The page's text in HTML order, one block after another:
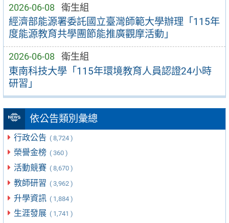
2026-06-08 衛生組
經濟部能源署委託國立臺灣師範大學辦理「115年
度能源教育共學團節能推廣觀摩活動」
2026-06-08 衛生組
東南科技大學「115年環境教育人員認證24小時
研習」
依公告類別彙總
行政公告 ( 8,724 )
榮譽金榜 ( 360 )
活動競賽 ( 8,670 )
教師研習 ( 3,962 )
升學資訊 ( 1,884 )
生涯發展 ( 1,741 )